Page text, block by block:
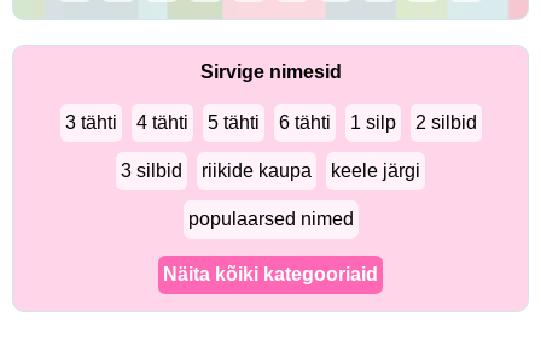
Sirvige nimesid
3 tähti 4 tähti 5 tähti 6 tähti 1 silp 2 silbid
3 silbid riikide kaupa keele järgi
populaarsed nimed
Näita kõiki kategooriaid